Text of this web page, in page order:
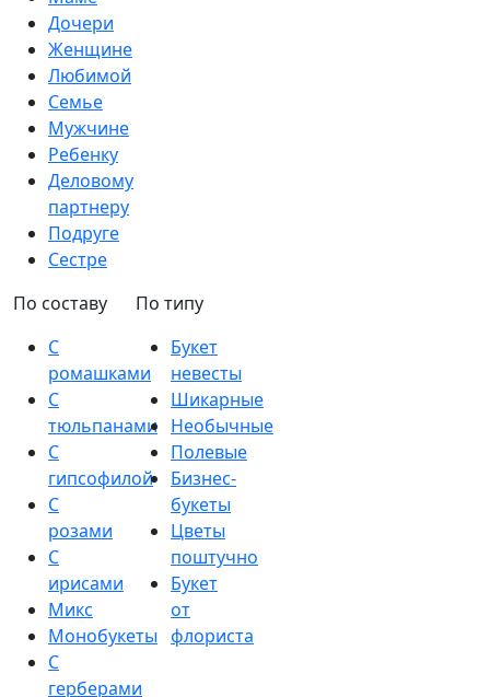
Дочери
Женщине
Любимой
Семье
Мужчине
Ребенку
Деловому
партнеру
Подруге
Сестре
По составу
С
ромашками
С
тюльпанами
С
гипсофилой
С
розами
С
ирисами
Микс
Монобукеты
С
герберами
По типу
Букет
невесты
Шикарные
Необычные
Полевые
Бизнес-
букеты
Цветы
поштучно
Букет
от
флориста